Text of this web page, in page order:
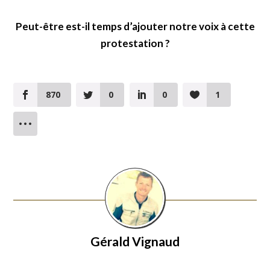
Peut-être est-il temps d’ajouter notre voix à cette
protestation ?
870 0 0 1
Gérald Vignaud